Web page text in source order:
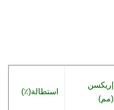
إريكسن
(مم)
استطالة(٪)